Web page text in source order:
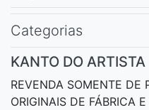
Categorias
KANTO DO ARTISTA
REVENDA SOMENTE DE
ORIGINAIS DE FÁBRICA